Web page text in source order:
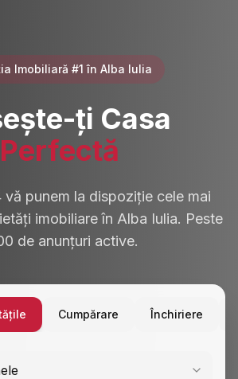
Imobiliară #1 în Alba Iulia
ți Casa
Perfectă
vă punem la dispoziție cele mai
imobiliare în Alba Iulia. Peste
de anunțuri active.
Cumpărare Închiriere